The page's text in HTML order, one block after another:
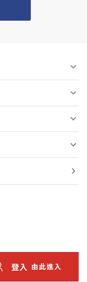
登入 由此進入